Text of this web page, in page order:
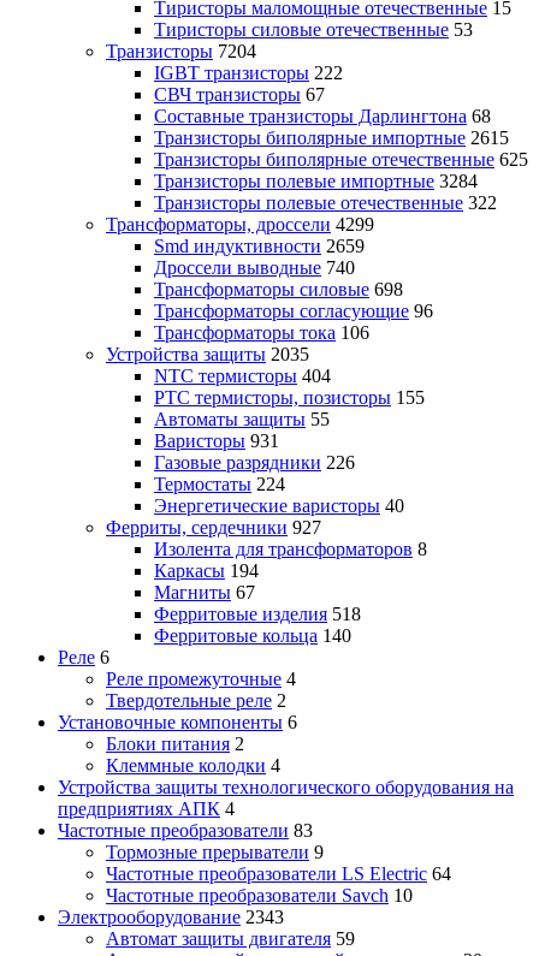
Тиристоры маломощные отечественные 15
Тиристоры силовые отечественные 53
Транзисторы 7204
IGBT транзисторы 222
СВЧ транзисторы 67
Составные транзисторы Дарлингтона 68
Транзисторы биполярные импортные 2615
Транзисторы биполярные отечественные 625
Транзисторы полевые импортные 3284
Транзисторы полевые отечественные 322
Трансформаторы, дроссели 4299
Smd индуктивности 2659
Дроссели выводные 740
Трансформаторы силовые 698
Трансформаторы согласующие 96
Трансформаторы тока 106
Устройства защиты 2035
NTC термисторы 404
PTC термисторы, позисторы 155
Автоматы защиты 55
Варисторы 931
Газовые разрядники 226
Термостаты 224
Энергетические варисторы 40
Ферриты, сердечники 927
Изолента для трансформаторов 8
Каркасы 194
Магниты 67
Ферритовые изделия 518
Ферритовые кольца 140
Реле 6
Реле промежуточные 4
Твердотельные реле 2
Установочные компоненты 6
Блоки питания 2
Клеммные колодки 4
Устройства защиты технологического оборудования на
предприятиях АПК 4
Частотные преобразователи 83
Тормозные прерыватели 9
Частотные преобразователи LS Electric 64
Частотные преобразователи Savch 10
Электрооборудование 2343
Автомат защиты двигателя 59